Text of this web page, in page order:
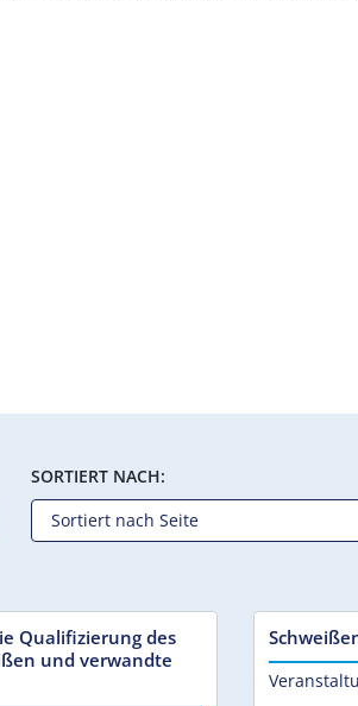
SORTIERT NACH:
Qualifizierung des
und verwandte